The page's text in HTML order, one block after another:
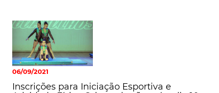
06/09/2021
Inscrições para Iniciação Esportiva e